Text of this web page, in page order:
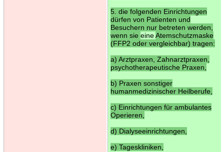
5. die folgenden Einrichtungen
dürfen von Patienten und
Besuchern nur betreten werden,
wenn sie eineAtemschutzmaske
(FFP2 oder vergleichbar) tragen:
a) Arztpraxen, Zahnarztpraxen,
psychotherapeutische Praxen,
b) Praxen sonstiger
humanmedizinischer Heilberufe,
c) Einrichtungen für ambulantes
Operieren,
d) Dialyseeinrichtungen,
e) Tageskliniken,